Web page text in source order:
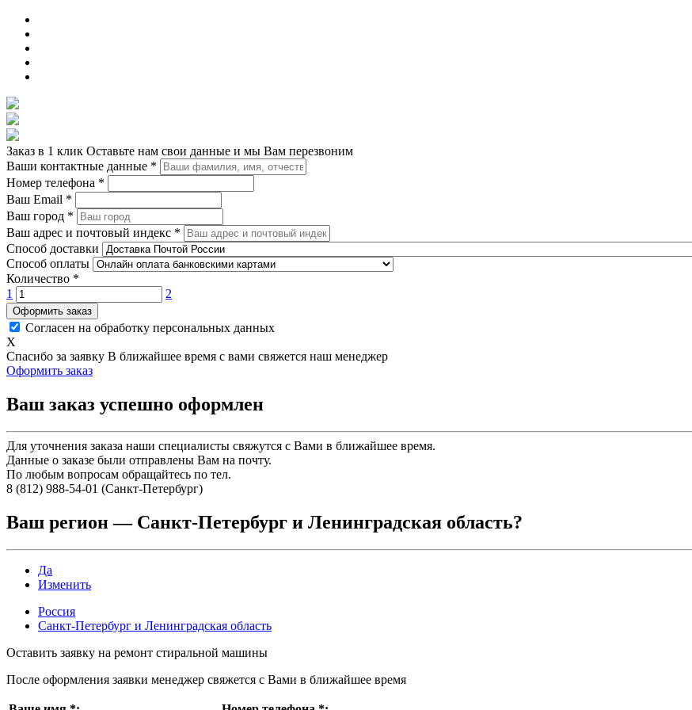
Заказ в 1 клик Оставьте нам свои данные и мы Вам перезвоним
Ваши контактные данные *
Номер телефона *
Ваш Email *
Ваш город *
Ваш адрес и почтовый индекс *
Способ доставки
Способ оплаты
Количество *
1
2
Оформить заказ
Согласен на обработку персональных данных
X
Спасибо за заявку В ближайшее время с вами свяжется наш менеджер
Оформить заказ
Ваш заказ успешно оформлен
Для уточнения заказа наши специалисты свяжутся с Вами в ближайшее время.
Данные о заказе были отправлены Вам на почту.
По любым вопросам обращайтесь по тел.
8 (812) 988-54-01 (Санкт-Петербург)
Ваш регион — Санкт-Петербург и Ленинградская область?
Да
Изменить
Россия
Санкт-Петербург и Ленинградская область
Оставить заявку на ремонт стиральной машины
После оформления заявки менеджер свяжется с Вами в ближайшее время